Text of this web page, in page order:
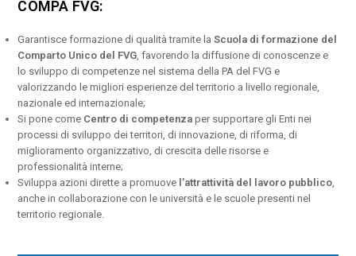
COMPA FVG:
Garantisce formazione di qualità tramite laScuola di formazione del
Comparto Unico del FVG, favorendo la diffusione di conoscenze e
lo sviluppo di competenze nel sistema della PA del FVG e
valorizzando le migliori esperienze del territorio a livello regionale,
nazionale ed internazionale;
Si pone come Centro di competenza per supportare gli Enti nei
processi di sviluppo dei territori, di innovazione, di riforma, di
miglioramento organizzativo, di crescita delle risorse e
professionalità interne;
Sviluppa azioni dirette a promuove l’attrattività del lavoro pubblico,
anche in collaborazione con le università e le scuole presenti nel
territorio regionale.